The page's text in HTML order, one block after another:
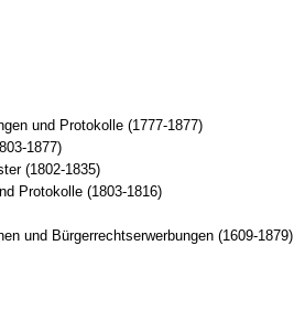
und Protokolle (1777-1877)
1877)
(1802-1835)
Protokolle (1803-1816)
und Bürgerrechtserwerbungen (1609-1879)